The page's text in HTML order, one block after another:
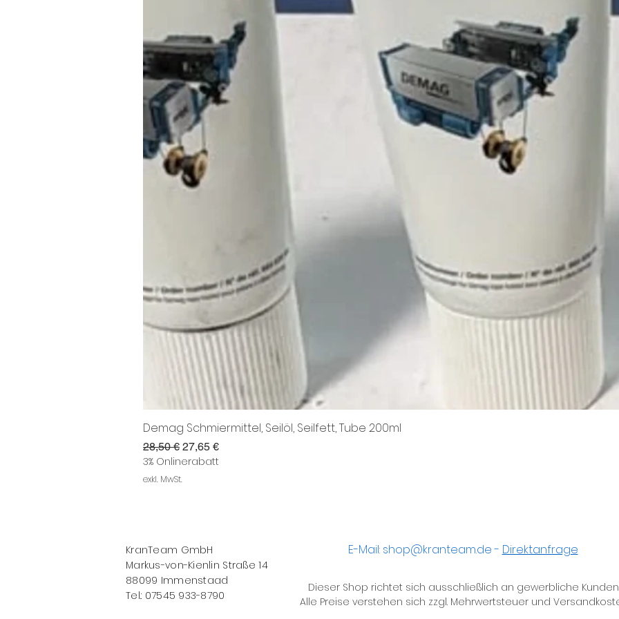
Demag Schmiermittel, Seilöl, Seilfett, Tube 200ml
Standardpreis
28,50 € Sale-Preis
27,65 €
3% Onlinerabatt
exkl. MwSt.
KranTeam GmbH
Markus-von-Kienlin Straße 14
88099 Immenstaad
Tel.: 07545 933-8790
E-Mail: shop@kranteam.de- Direktanfrage
Dieser Shop richtet sich ausschließlich an gewerbliche
Alle Preise verstehen sich zzgl. Mehrwertsteuer und